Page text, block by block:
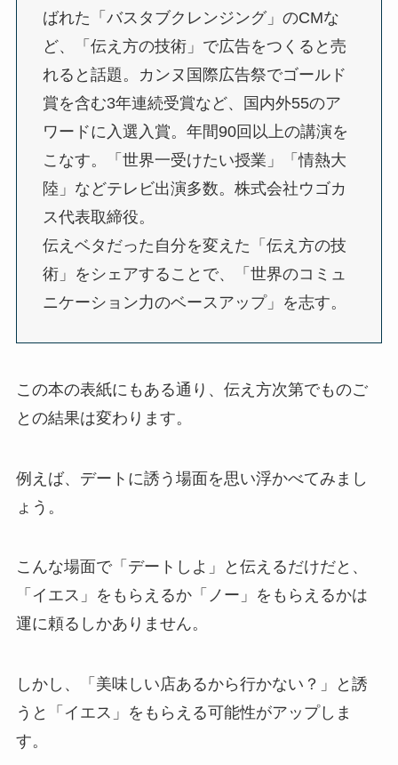
ばれた「バスタブクレンジング」のCMな
ど、「伝え方の技術」で広告をつくると売
れると話題。カンヌ国際広告祭でゴールド
賞を含む3年連続受賞など、国内外55のア
ワードに入選入賞。年間90回以上の講演を
こなす。「世界一受けたい授業」「情熱大
陸」などテレビ出演多数。株式会社ウゴカ
ス代表取締役。
伝えベタだった自分を変えた「伝え方の技
術」をシェアすることで、「世界のコミュ
ニケーション力のベースアップ」を志す。
この本の表紙にもある通り、伝え方次第でものご
との結果は変わります。
例えば、デートに誘う場面を思い浮かべてみまし
ょう。
こんな場面で「デートしよ」と伝えるだけだと、
「イエス」をもらえるか「ノー」をもらえるかは
運に頼るしかありません。
しかし、「美味しい店あるから行かない？」と誘
うと「イエス」をもらえる可能性がアップしま
す。